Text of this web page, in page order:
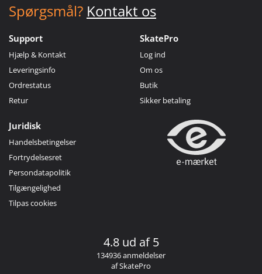
Spørgsmål? Kontakt os
Support
Hjælp & Kontakt
Leveringsinfo
Ordrestatus
Retur
SkatePro
Log ind
Om os
Butik
Sikker betaling
Juridisk
Handelsbetingelser
Fortrydelsesret
Persondatapolitik
Tilgængelighed
Tilpas cookies
4.8 ud af 5
134936 anmeldelser
af SkatePro